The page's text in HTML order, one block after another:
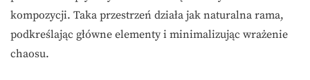
kompozycji. Taka przestrzeń działa jak naturalna rama,
podkreślając główne elementy i minimalizując wrażenie
chaosu.